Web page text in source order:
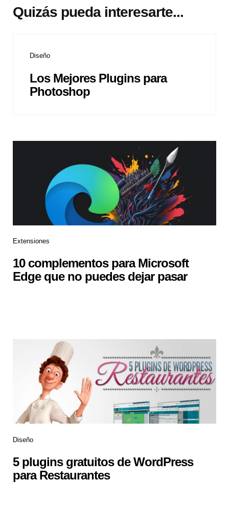
Quizás pueda interesarte...
Diseño
Los Mejores Plugins para
Photoshop
Extensiones
10 complementos para Microsoft
Edge que no puedes dejar pasar
Diseño
5 plugins gratuitos de WordPress
para Restaurantes